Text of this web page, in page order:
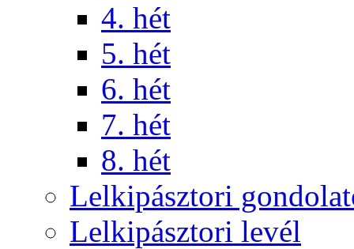
4. hét
5. hét
6. hét
7. hét
8. hét
Lelkipásztori
Lelkipásztori levél